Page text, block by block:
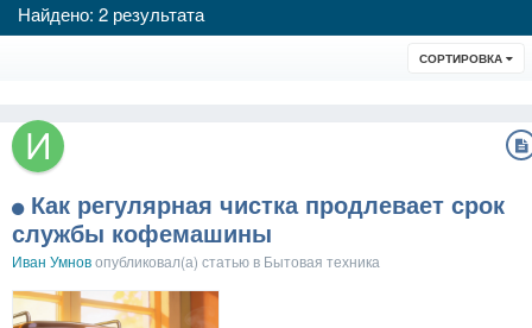
Найдено: 2 результата
СОРТИРОВКА
Как регулярная чистка продлевает срок
службы кофемашины
Иван Умновопубликовал(а) статью в Бытовая техника